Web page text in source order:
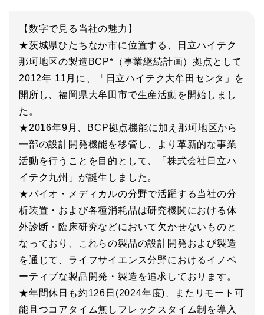
【数字で見る当社の魅力】
★茨城県ひたちなか市に位置する、日立ハイテク
那珂地区の製造BCP*（事業継続計画）拠点として
2012年 11月に、「日立ハイテク大牟田センタ」を
開所し、福岡県大牟田市で生産活動を開始しまし
た。
★2016年9月、BCP拠点機能に加え那珂地区から
一部の設計開発機能を移管し、より革新的な事業
活動を行うことを目的として、「株式会社日立ハ
イテク九州」が誕生しました。
★バイオ・メディカルの分野で活躍する当社の分
析装置・および各種消耗品は研究機関における体
外診断・臨床研究などにおいて欠かせないものと
なっており、これらの製品の設計開発および製造
を通じて、ライフサイエンス分野におけるイノベ
ーティブな製品開発・製造を追求しております。
★年間休日も約126日(2024年度)、またリモート可
能且つコアタイム無しフレックスタイム制を導入